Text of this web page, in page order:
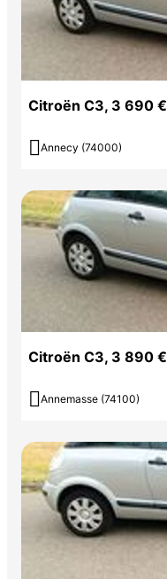
Citroën C3, 3 690 €
 Annecy (74000)
Citroën C3, 3 890 €
 Annemasse (74100)